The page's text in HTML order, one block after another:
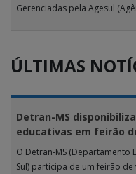
Gerenciadas pela Agesul
ÚLTIMAS
Detran-MS
educativas em feirão
O Detran-MS (Departamento
Sul) participa de um feirão